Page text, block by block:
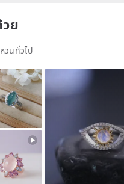
. . . .
are all new and customized,
confirm before sending.
exchange is provided!
of Gemstone: ITS sells
they will confirm that the
and color of Gemstone must
ย
วนทั่วไป